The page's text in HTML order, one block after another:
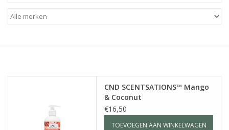
CND SCENTSATIONS™ Mango
& Coconut
€16,50
TOEVOEGEN AAN WINKELWAGEN